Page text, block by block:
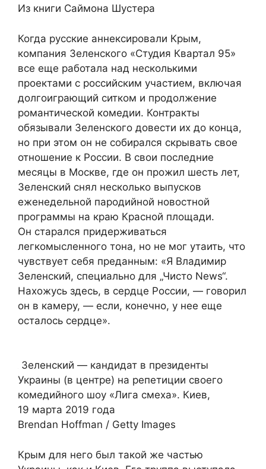
Из книги Саймона Шустера
Когда русские аннексировали Крым,
компания Зеленского «Студия Квартал 95»
все еще работала над несколькими
проектами с российским участием, включая
долгоиграющий ситком и продолжение
романтической комедии. Контракты
обязывали Зеленского довести их до конца,
но при этом он не собирался скрывать свое
отношение к России. В свои последние
месяцы в Москве, где он прожил шесть лет,
Зеленский снял несколько выпусков
еженедельной пародийной новостной
программы на краю Красной площади.
Он старался придерживаться
легкомысленного тона, но не мог утаить, что
чувствует себя преданным: «Я Владимир
Зеленский, специально для „Чисто News“.
Нахожусь здесь, в сердце России, — говорил
он в камеру, — если, конечно, у нее еще
осталось сердце».
Зеленский — кандидат в президенты
Украины (в центре) на репетиции своего
комедийного шоу «Лига смеха». Киев,
19 марта 2019 года
Brendan Hoffman / Getty Images
Крым для него был такой же частью